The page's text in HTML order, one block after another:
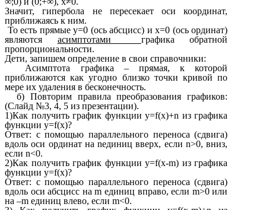
Значит, гипербола не пересекает оси координат,
приближаясь к ним.
То есть прямые y=0 (ось абсцисс) и x=0 (ось ординат)
являются асимптотами графика обратной
пропорциональности.
Дети, запишем определение в свои справочники:
Асимптота графика – прямая, к которой
приближаются как угодно близко точки кривой по
мере их удаления в бесконечность.
б) Повторим правила преобразования графиков:
(Слайд №3, 4, 5 из презентации).
1)Как получить график функции y=f(x)+n из графика
функции y=f(x)?
Ответ: с помощью параллельного переноса (сдвига)
вдоль оси ординат на nединиц вверх, если n>0, вниз,
если n<0.
2)Как получить график функции y=f(x-m) из графика
функции y=f(x)?
Ответ: с помощью параллельного переноса (сдвига)
вдоль оси абсцисс на m единиц вправо, если m>0 или
на –m единиц влево, если m<0.